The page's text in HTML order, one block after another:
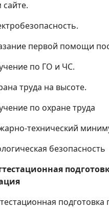
первой помощи
по ГО и ЧС.
труда на высоте.
по охране труда
технический
безопасность